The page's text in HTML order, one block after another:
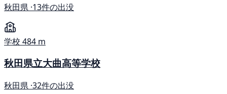
秋田県 ·13件の出没
学校 484 m
秋田県立大曲高等学校
秋田県 ·32件の出没